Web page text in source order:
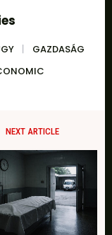
GAZDASÁG
NEXT ARTICLE